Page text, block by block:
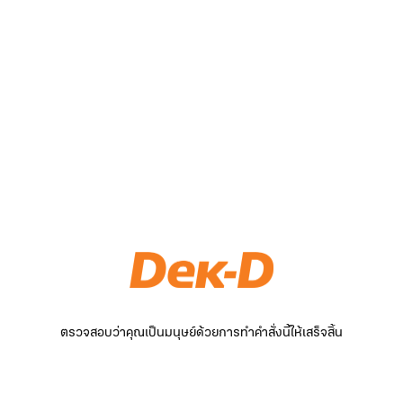
ตรวจสอบว่าคุณเป็นมนุษย์ด้วยการทำคำสั่งนี้ให้เสร็จสิ้น